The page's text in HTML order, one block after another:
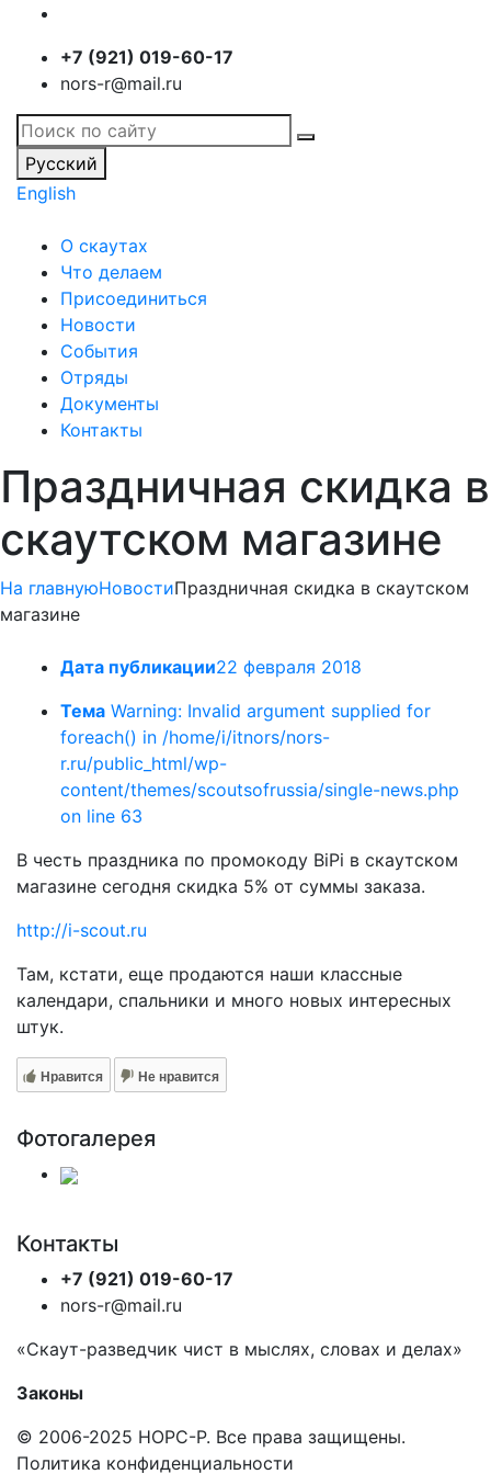
+7 (921) 019-60-17
nors-r@mail.ru
Русский
English
О скаутах
Что делаем
Присоединиться
Новости
События
Отряды
Документы
Контакты
Праздничная скидка в
скаутском магазине
На главнуюНовостиПраздничная скидка в скаутском
магазине
Дата публикации22 февраля 2018
Тема Warning: Invalid argument supplied for
foreach() in /home/i/itnors/nors-
r.ru/public_html/wp-
content/themes/scoutsofrussia/single-news.php
on line 63
В честь праздника по промокоду BiPi в скаутском
магазине сегодня скидка 5% от суммы заказа.
http://i-scout.ru
Там, кстати, еще продаются наши классные
календари, спальники и много новых интересных
штук.
Нравится Не нравится
Фотогалерея
Контакты
+7 (921) 019-60-17
nors-r@mail.ru
«Скаут-разведчик чист в мыслях, словах и делах»
Законы
© 2006-2025 НОРС-Р. Все права защищены.
Политика конфиденциальности